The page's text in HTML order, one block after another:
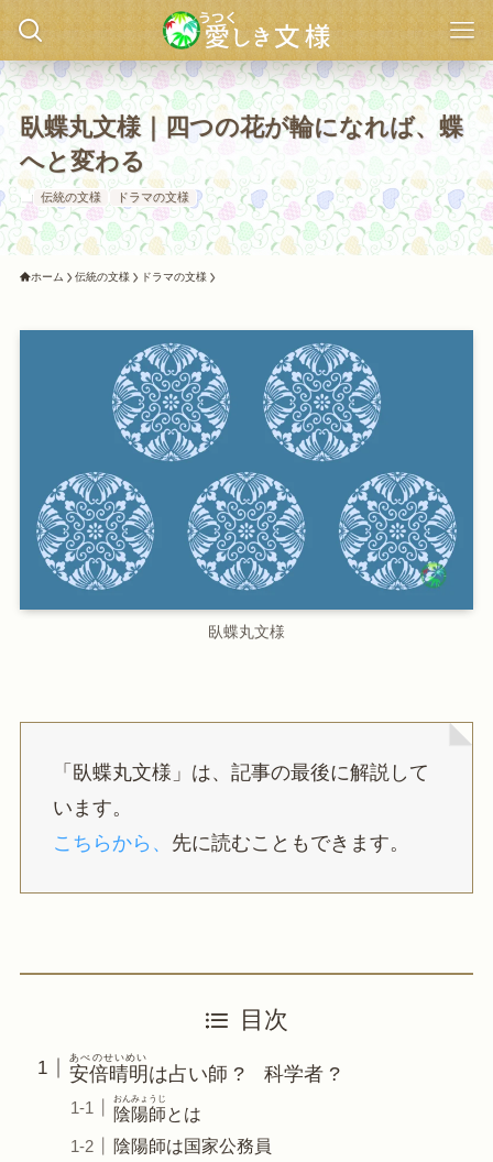
臥蝶丸文様｜四つの花が輪になれば、蝶
へと変わる
伝統の文様 ドラマの文様
ホーム 伝統の文様 ドラマの文様
臥蝶丸文様
「臥蝶丸文様」は、記事の最後に解説して
います。
こちらから、 先に読むこともできます。
目次
安倍晴明
あべのせいめい
は占い師 ? 科学者 ?
陰陽師
おんみょうじ
とは
陰陽師は国家公務員